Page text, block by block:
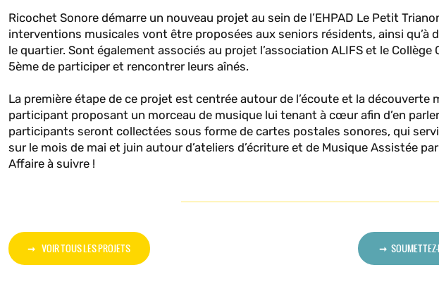
Ricochet Sonore démarre un nouveau projet au sein de l’EHPAD Le Petit
interventions musicales vont être proposées aux seniors résidents, ainsi qu’à
le quartier. Sont également associés au projet l’association ALIFS et le
5ème de participer et rencontrer leurs aînés.
La première étape de ce projet est centrée autour de l’écoute et la découverte
participant proposant un morceau de musique lui tenant à cœur afin d’en
participants seront collectées sous forme de cartes postales sonores, qui
sur le mois de mai et juin autour d’ateliers d’écriture et de Musique Assistée
Affaire à suivre !
VOIR TOUS LES PROJETS